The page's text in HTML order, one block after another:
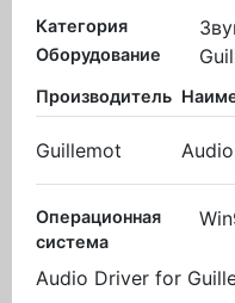
Категория
Оборудование
Производитель
Guillemot
Операционная
система
Audio Driver for